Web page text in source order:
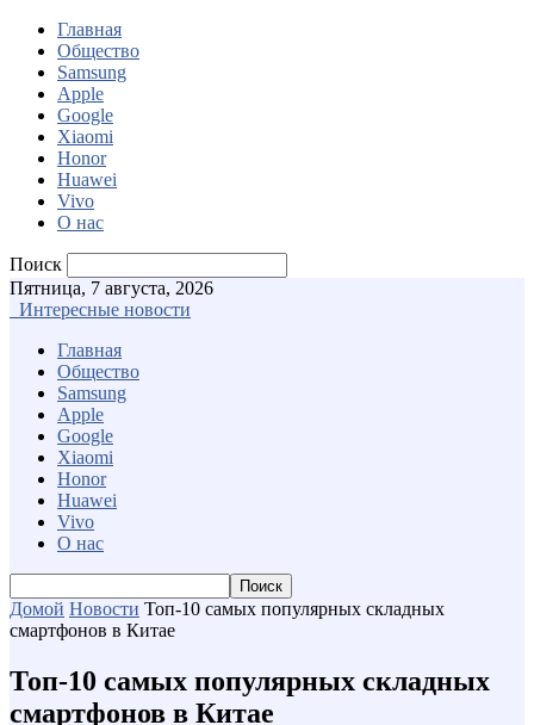
Главная
Общество
Samsung
Apple
Google
Xiaomi
Honor
Huawei
Vivo
О нас
Поиск
Пятница, 7 августа, 2026
Интересные новости
Главная
Общество
Samsung
Apple
Google
Xiaomi
Honor
Huawei
Vivo
О нас
Домой Новости Топ-10 самых популярных складных
смартфонов в Китае
Топ-10 самых популярных складных
смартфонов в Китае